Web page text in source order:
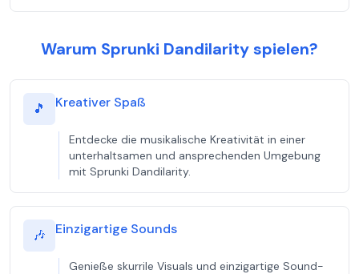
Warum Sprunki Dandilarity spielen?
🎵 Kreativer Spaß
Entdecke die musikalische Kreativität in einer
unterhaltsamen und ansprechenden Umgebung
mit Sprunki Dandilarity.
🎶 Einzigartige Sounds
Genieße skurrile Visuals und einzigartige Sound-